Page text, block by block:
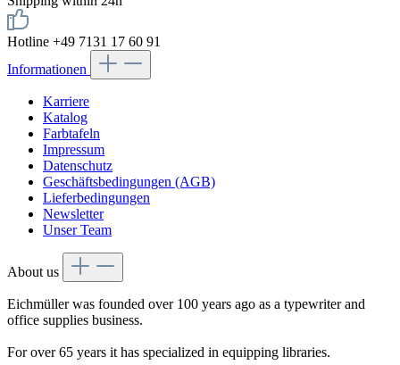
Hotline +49 7131 17 60 91
Informationen
Karriere
Katalog
Farbtafeln
Impressum
Datenschutz
Geschäftsbedingungen (AGB)
Lieferbedingungen
Newsletter
Unser Team
About us
Eichmüller was founded over 100 years ago as a typewriter and
office supplies business.
For over 65 years it has specialized in equipping libraries.